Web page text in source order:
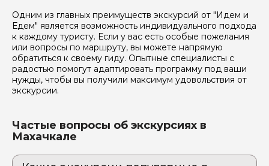
Одним из главных преимуществ экскурсий от "Идем и
Едем" является возможность индивидуального подхода
к каждому туристу. Если у вас есть особые пожелания
или вопросы по маршруту, вы можете напрямую
обратиться к своему гиду. Опытные специалисты с
радостью помогут адаптировать программу под ваши
нужды, чтобы вы получили максимум удовольствия от
экскурсии.
Частые вопросы об экскурсиях в
Махачкале